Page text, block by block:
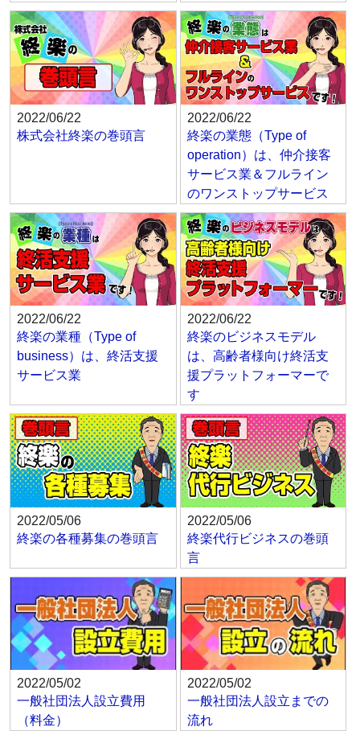
2022/06/22
株式会社終楽の巻頭言
2022/06/22
終楽の業態（Type of
operation）は、仲介接客
サービス業＆フルライン
のワンストップサービス
2022/06/22
終楽の業種（Type of
business）は、終活支援
サービス業
2022/06/22
終楽のビジネスモデル
は、高齢者様向け終活支
援プラットフォーマーで
す
2022/05/06
終楽の各種募集の巻頭言
2022/05/06
終楽代行ビジネスの巻頭
言
2022/05/02
一般社団法人設立費用
（料金）
2022/05/02
一般社団法人設立までの
流れ